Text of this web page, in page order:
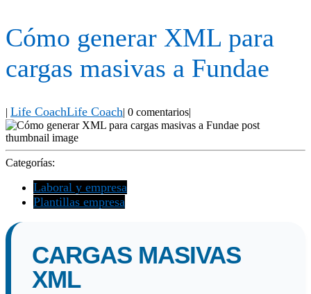
Cómo generar XML para
cargas masivas a Fundae
| Life CoachLife Coach| 0 comentarios|
Categorías:
Laboral y empresa
Plantillas empresa
CARGAS MASIVAS
XML